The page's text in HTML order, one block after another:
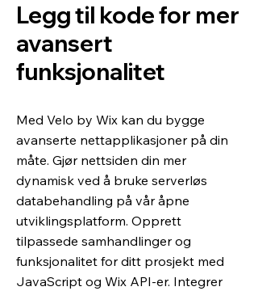
Legg til kode for mer
avansert
funksjonalitet
Med Velo by Wix kan du bygge
avanserte nettapplikasjoner på din
måte. Gjør nettsiden din mer
dynamisk ved å bruke serverløs
databehandling på vår åpne
utviklingsplatform. Opprett
tilpassede samhandlinger og
funksjonalitet for ditt prosjekt med
JavaScript og Wix API-er. Integrer